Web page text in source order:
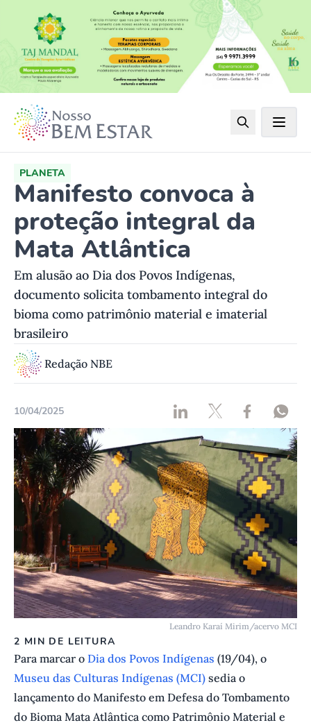
PLANETA
Manifesto convoca à
proteção integral da
Mata Atlântica
Em alusão ao Dia dos Povos Indígenas,
documento solicita tombamento integral do
bioma como patrimônio material e imaterial
brasileiro
Redação NBE
10/04/2025
Leandro Karaí Mirim/acervo MCI
2 MIN DE LEITURA
Para marcar o Dia dos Povos Indígenas (19/04), o
Museu das Culturas Indígenas (MCI) sedia o
lançamento do Manifesto em Defesa do Tombamento
do Bioma Mata Atlântica como Patrimônio Material e